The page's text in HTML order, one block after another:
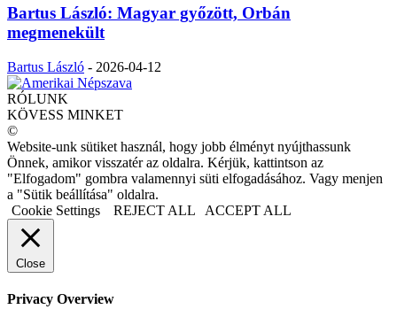
Bartus László: Magyar győzött, Orbán
megmenekült
Bartus László - 2026-04-12
RÓLUNK
KÖVESS MINKET
©
Website-unk sütiket használ, hogy jobb élményt nyújthassunk
Önnek, amikor visszatér az oldalra. Kérjük, kattintson az
"Elfogadom" gombra valamennyi süti elfogadásához. Vagy menjen
a "Sütik beállítása" oldalra.
Cookie Settings
REJECT ALL ACCEPT ALL
Close
Privacy Overview